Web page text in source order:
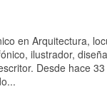
en Arquitectura,
ilustrador,
Desde hace 33